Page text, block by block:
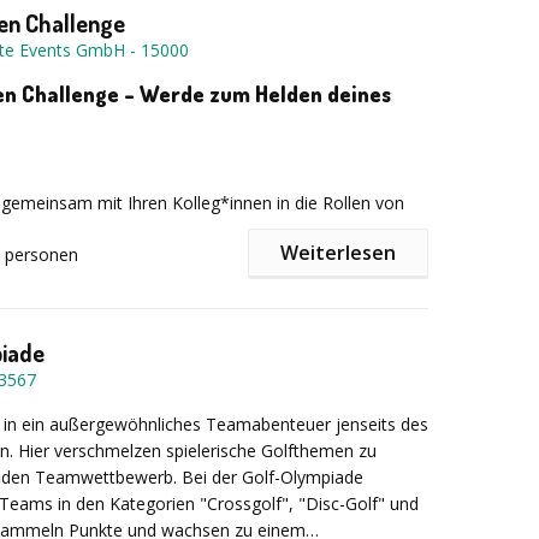
passen wir den Parcours problemlos an euren
perfekte Ausflug für jede Gruppe. Crossgolf eignet sich
Sportbegeisterte und absolute Anfänger. Es ist die
ein einzigartiges Teambuilding-Event mit Kollegen,
Challenge
Events GmbH - 15000
Challenge – Werde zum Helden deines
mit Ihren Kolleg*innen in die Rollen von
Action, Teamgeist und Spaß
! Ob Sumo-Kampf,
Events
Erlebnissen. Von Geheimagenten über Hollywood,
Wonderland bis hin zu 1001 Nacht – wir
Dekoration, spektakuläre Spielmodule und All-
die Ihr Event einzigartig machen.
personen Weiterlesen
in ein außergewöhnliches Teamabenteuer jenseits des
Hier verschmelzen spielerische Golfthemen zu
Teamwettbewerb. Bei der Golf-Olympiade
in den Kategorien "Crossgolf", "Disc-Golf" und
Punkte und wachsen zu einem